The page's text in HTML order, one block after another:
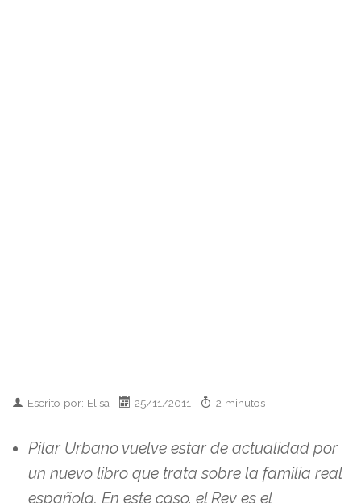
Escrito por: Elisa 25/11/2011 2 minutos
Pilar Urbano vuelve estar de actualidad por
un nuevo libro que trata sobre la familia real
española. En este caso, el Rey es el